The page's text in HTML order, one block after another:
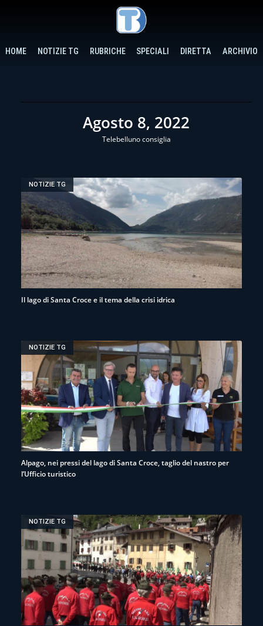
HOME NOTIZIE TG RUBRICHE SPECIALI DIRETTA ARCHIVIO
Agosto 8, 2022
Telebelluno consiglia
NOTIZIE TG
Il lago di Santa Croce e il tema della crisi idrica
NOTIZIE TG
Alpago, nei pressi del lago di Santa Croce, taglio del nastro per
l’Ufficio turistico
NOTIZIE TG